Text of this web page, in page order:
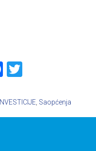
Facebook
INVESTICIJE Saopćenja